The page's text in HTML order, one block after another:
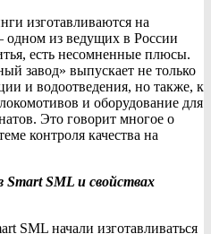
изготавливаются на
одном из ведущих в России
есть несомненные плюсы.
завод» выпускает не только
и водоотведения, но также, к
и оборудование для
Это говорит многое о
контроля качества на
SML и свойствах
SML начали изготавливаться